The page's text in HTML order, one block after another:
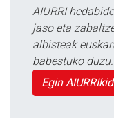
AIURRI
jaso eta
albisteak
babestuko duzu.
Egin